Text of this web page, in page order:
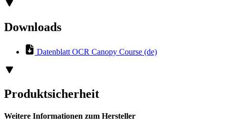
Downloads
Datenblatt OCR Canopy Course (de)
Produktsicherheit
Weitere Informationen zum Hersteller